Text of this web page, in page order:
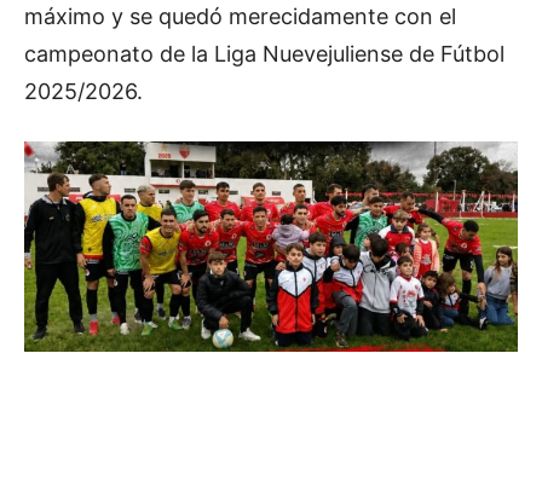
máximo y se quedó merecidamente con el
campeonato de la Liga Nuevejuliense de Fútbol
2025/2026.